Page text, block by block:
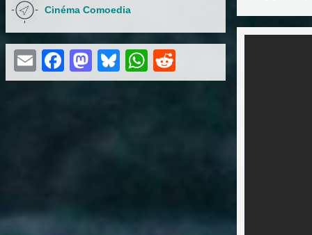
Cinéma Comoedia
EmailFacebook
Mastodon
Bluesky
WhatsApp